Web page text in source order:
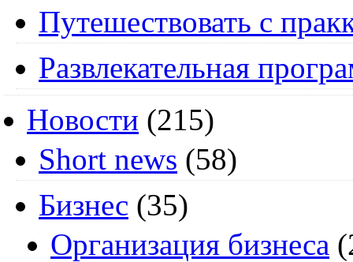
Путешествовать с
Развлекательная
Новости (215)
Short news (58)
Бизнес (35)
Организация бизнеса